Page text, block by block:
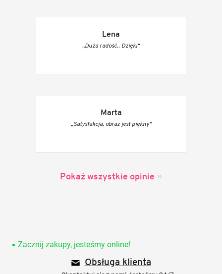
Lena
„Duża radość.. Dzięki“
Marta
„Satysfakcja, obraz jest piękny“
Pokaż wszystkie opinie
Zacznij zakupy, jesteśmy online!
Obsługa klienta